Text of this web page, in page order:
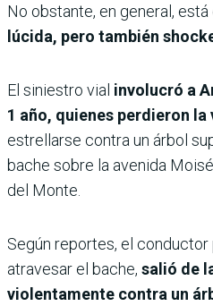
No obstante, en general, está
lúcida, pero también
El siniestro vial involucró a
1 año, quienes perdieron
estrellarse contra un árbol
bache sobre la avenida
del Monte.
Según reportes, el
atravesar el bache, salió de
violentamente contra un